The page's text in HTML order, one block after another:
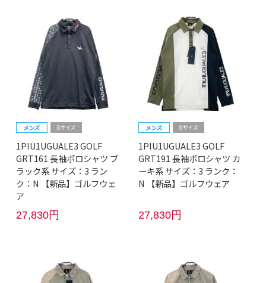
1PIU1UGUALE3 GOLF
GRT161 長袖ポロシャツ ブ
ラック系 サイズ：3 ラン
ク：N 【新品】ゴルフウェ
ア
27,830円
1PIU1UGUALE3 GOLF
GRT191 長袖ポロシャツ カ
ーキ系 サイズ：3 ランク：
N 【新品】ゴルフウェア
27,830円